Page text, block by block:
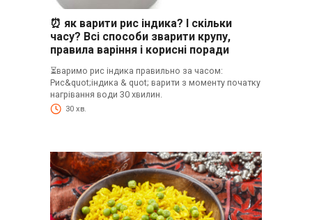
⏰ як варити рис індика? І скільки
часу? Всі способи зварити крупу,
правила варіння і корисні поради
⏳варимо рис індика правильно за часом:
Рис&quot;індика & quot; варити з моменту початку
нагрівання води 30 хвилин.
30 хв.